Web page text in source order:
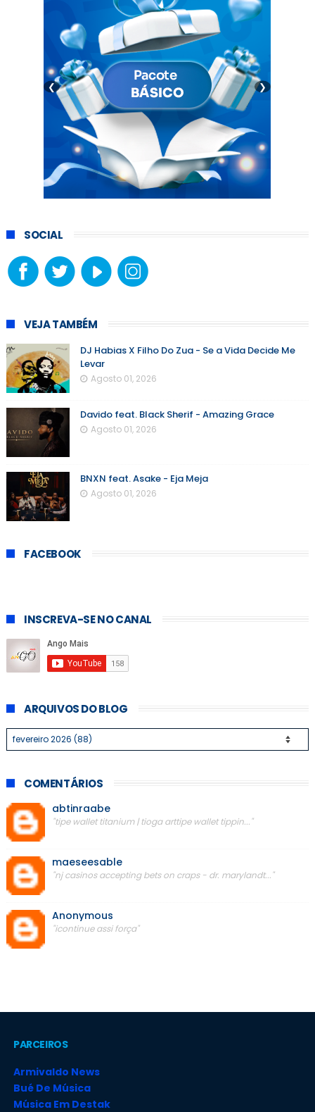
❮ ❯
SOCIAL
VEJA TAMBÉM
DJ Habias X Filho Do Zua - Se a Vida Decide Me
Levar
Agosto 01, 2026
Davido feat. Black Sherif - Amazing Grace
Agosto 01, 2026
BNXN feat. Asake - Eja Meja
Agosto 01, 2026
FACEBOOK
INSCREVA-SE NO CANAL
ARQUIVOS DO BLOG
COMENTÁRIOS
abtinraabe
"tipe wallet titanium | tioga arttipe wallet tippin..."
maeseesable
"nj casinos accepting bets on craps - dr. marylandt..."
Anonymous
"icontinue assi força"
PARCEIROS
Armivaldo News
Bué De Música
Música Em Destak